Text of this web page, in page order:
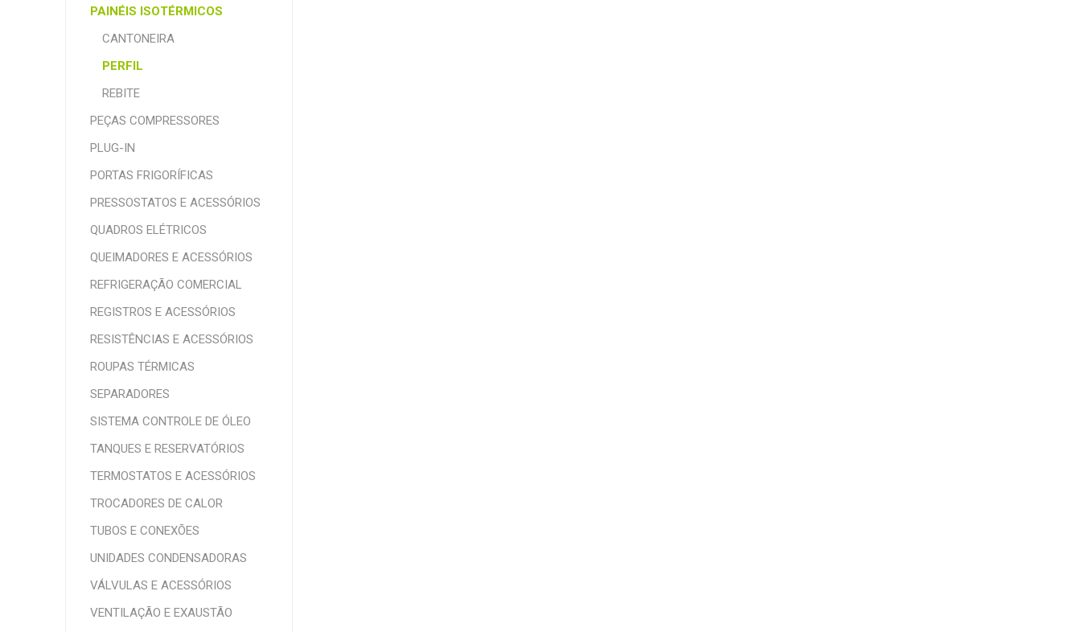
PAINÉIS ISOTÉRMICOS
CANTONEIRA
PERFIL
REBITE
PEÇAS COMPRESSORES
PLUG-IN
PORTAS FRIGORÍFICAS
PRESSOSTATOS E ACESSÓRIOS
QUADROS ELÉTRICOS
QUEIMADORES E ACESSÓRIOS
REFRIGERAÇÃO COMERCIAL
REGISTROS E ACESSÓRIOS
RESISTÊNCIAS E ACESSÓRIOS
ROUPAS TÉRMICAS
SEPARADORES
SISTEMA CONTROLE DE ÓLEO
TANQUES E RESERVATÓRIOS
TERMOSTATOS E ACESSÓRIOS
TROCADORES DE CALOR
TUBOS E CONEXÕES
UNIDADES CONDENSADORAS
VÁLVULAS E ACESSÓRIOS
VENTILAÇÃO E EXAUSTÃO